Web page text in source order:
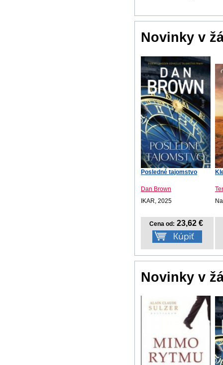
Novinky v
Posledné tajomstvo
Dan Brown
IKAR, 2025
Cena od: 23,62 €
Novinky v